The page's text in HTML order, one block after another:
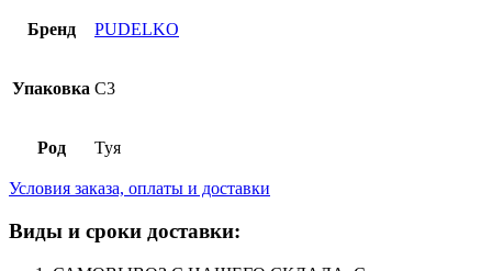
Бренд PUDELKO
Упаковка C3
Род Туя
Условия заказа, оплаты и доставки
Виды и сроки доставки: